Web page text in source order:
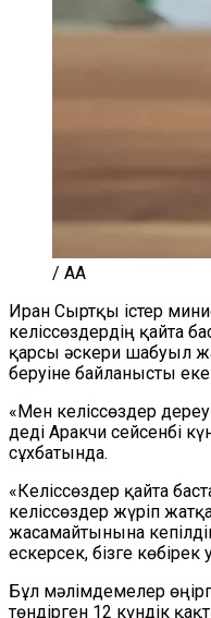
/ AA
Иран Сыртқы істер
келіссөздердің қайта
қарсы әскери шабуыл
беруіне байланысты
«Мен келіссөздер
деді Аракчи сейсенбі
сұхбатында.
«Келіссөздер қайта
келіссөздер жүріп
жасамайтынына
ескерсек, бізге
Бұл мәлімдемелер
төндірген 12 күндік